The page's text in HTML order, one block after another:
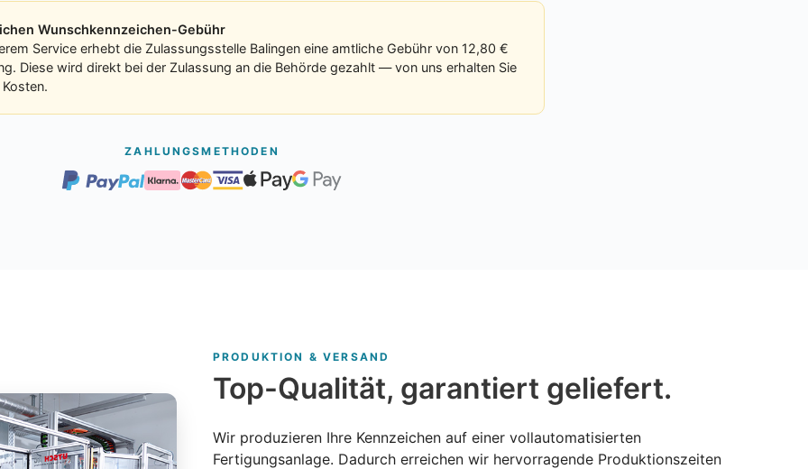
Wunschkennzeichen-Gebühr
Service erhebt die Zulassungsstelle Balingen eine amtliche Gebühr von 12,80 €
Diese wird direkt bei der Zulassung an die Behörde gezahlt — von uns erhalten Sie
ZAHLUNGSMETHODEN
PRODUKTION & VERSAND
Top-Qualität, garantiert geliefert.
Wir produzieren Ihre Kennzeichen auf einer vollautomatisierten
Fertigungsanlage. Dadurch erreichen wir hervorragende Produktionszeiten